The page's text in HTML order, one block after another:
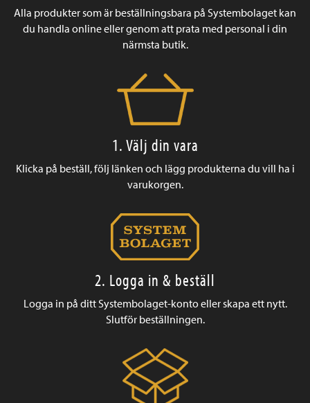
Alla produkter som är beställningsbara på Systembolaget kan
du handla online eller genom att prata med personal i din
närmsta butik.
1. Välj din vara
Klicka på beställ, följ länken och lägg produkterna du vill ha i
varukorgen.
2. Logga in & beställ
Logga in på ditt Systembolaget-konto eller skapa ett nytt.
Slutför beställningen.